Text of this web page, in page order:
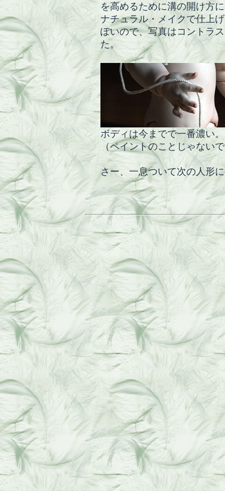
を高めるために溝の開け方
ナチュラル・メイクで仕上
ぽいので、写真はコントラ
た。
ボディは今までで一番濃い。
（ペイントのことじゃない
さー、一息ついて次の人形